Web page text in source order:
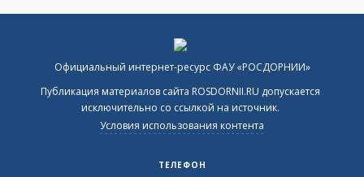
Официальный интернет-ресурс ФАУ «РОСДОРНИИ»
Публикация материалов сайта ROSDORNII.RU допускается
исключительно со ссылкой на источник.
Условия использования контента
ТЕЛЕФОН